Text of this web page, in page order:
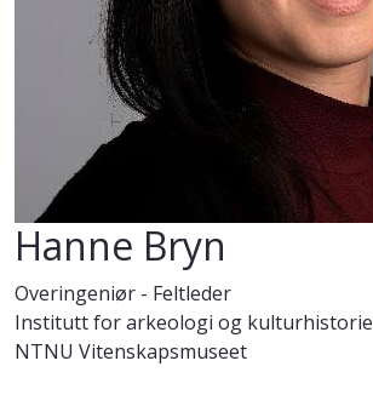
Hanne Bryn
Overingeniør - Feltleder
Institutt for arkeologi og kulturhistorie
NTNU Vitenskapsmuseet